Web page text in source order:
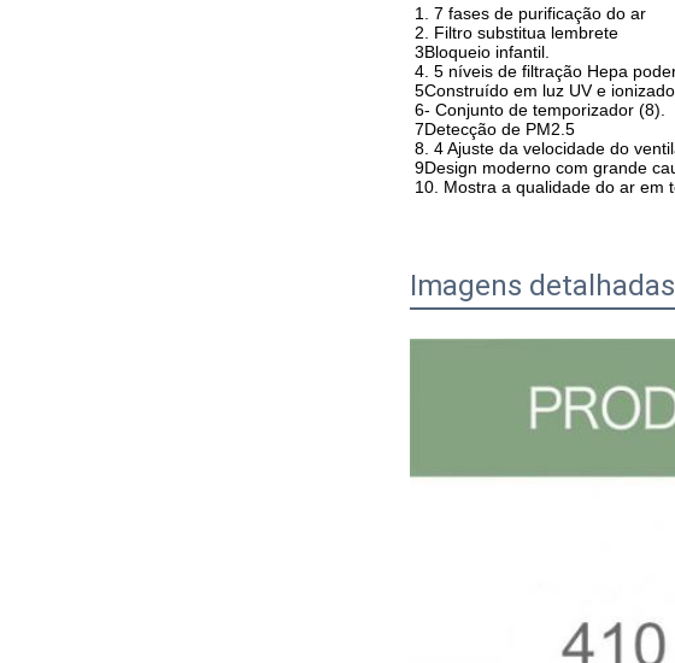
1. 7 fases de purificação do ar
2. Filtro substitua lembrete
3Bloqueio infantil.
4. 5 níveis de filtração Hepa
5Construído em luz UV e
6- Conjunto de temporizador (8).
7Detecção de PM2.5
8. 4 Ajuste da velocidade do
9Design moderno com grande
10. Mostra a qualidade do ar em
Imagens detalhadas